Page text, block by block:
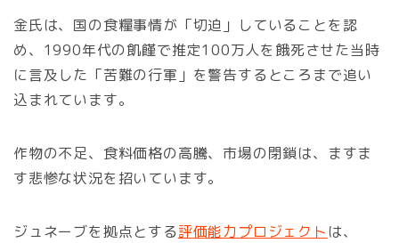
金氏は、国の食糧事情が「切迫」していることを認
め、1990年代の飢饉で推定100万人を餓死させた当時
に言及した「苦難の行軍」を警告するところまで追い
込まれています。
作物の不足、食料価格の高騰、市場の閉鎖は、ますま
す悲惨な状況を招いています。
ジュネーブを拠点とする評価能力プロジェクトは、